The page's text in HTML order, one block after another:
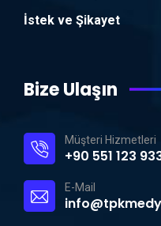
İstek ve Şikayet
Bize Ulaşın
Müşteri Hizmetleri
+90 551 123
E-Mail